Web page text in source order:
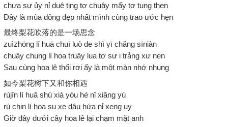
chưa sư ủy nỉ duê ting tơ chuây mẩy tơ tung then
Đây là mùa đông đẹp nhất mình cùng trao ước hẹn
最终梨花吹落的是一场思念
zuìzhōng lí huā chuī luò de shì yī chǎng sīniàn
chuây chung lí hoa truây lua tơ sư i trảng xư nen
Sau cùng hoa lê thổi rơi ấy là một màn nhớ nhung
如今梨花树下又和你相遇
rújīn lí huā shù xià yòu hé nǐ xiāng yù
rú chin lí hoa su xe dâu hứa nỉ xeng uy
Giờ đây dưới cây hoa lê lại chạm mặt anh